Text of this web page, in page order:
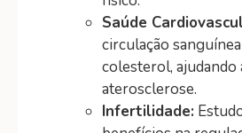
Saúde
circulação
colesterol,
aterosclerose.
Infertilidade: